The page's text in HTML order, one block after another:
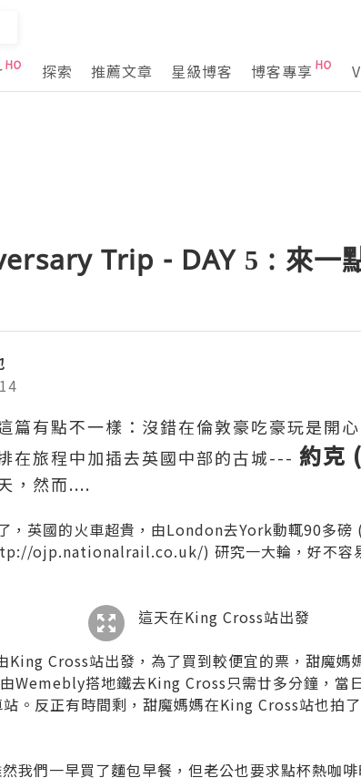
探索 推薦文章 星級博客 博客專享
Trip - DAY 5 : 來一
篇有點不一樣：沒錯在倫敦豪吃豪玩是開
在旅程中加插去英國中部的古城--- 約克
，然而....
，英國的火車超貴，由London去York動輒90多
ojp.nationalrail.co.uk/) 研究一大輪，好不容
這天在King Cross站出發
Cross站出發，為了買到較便宜的票，甜魔媽
Wemebly搭地鐵去King Cross只需廿多分鐘，當
。反正有時間剩，甜魔媽媽在King Cross站也拍了
我們一早買了麵包早餐，但老公也要求點杯熱咖